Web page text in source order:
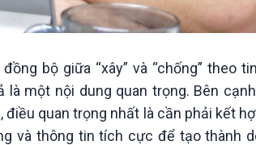
bộ giữa “xây” và “chống” theo
là một nội dung quan trọng. Bên
quan trọng nhất là cần phải kết
và thông tin tích cực để tạo thành